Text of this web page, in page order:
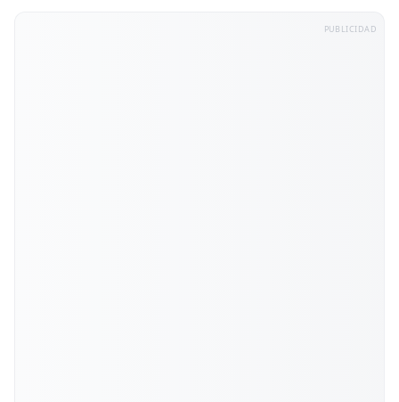
PUBLICIDAD